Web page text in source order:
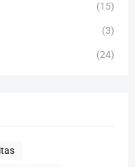
(15)
(3)
(24)